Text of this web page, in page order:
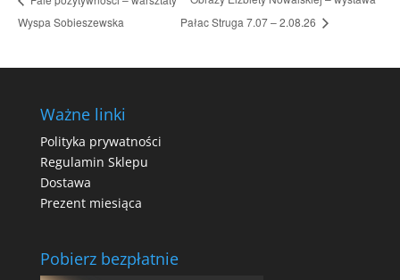
Wyspa Sobieszewska
Pałac Struga 7.07 – 2.08.26
Ważne linki
Polityka prywatności
Regulamin Sklepu
Dostawa
Prezent miesiąca
Pobierz bezpłatnie